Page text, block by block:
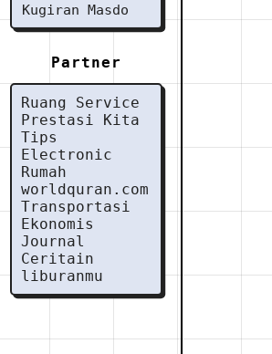
Kugiran Masdo
Partner
Ruang Service
Prestasi Kita
Tips
Electronic
Rumah
worldquran.com
Transportasi
Ekonomis
Journal
Ceritain
liburanmu